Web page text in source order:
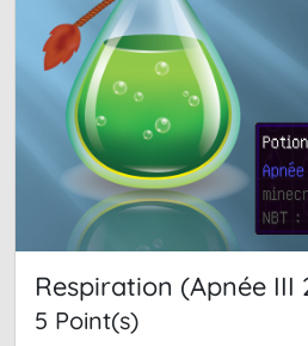
Respiration (Apnée III
5 Point(s)